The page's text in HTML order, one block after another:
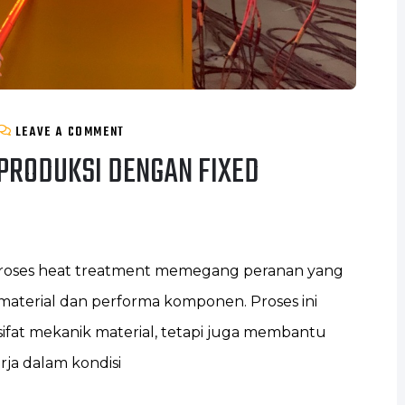
LEAVE A COMMENT
DENGAN FIXED
heat treatment memegang peranan yang
dan performa komponen. Proses ini
mekanik material, tetapi juga membantu
dalam kondisi